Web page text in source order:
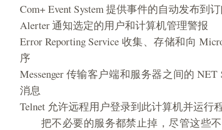
Com+ Event System 提供事件的自动发布到
Alerter 通知选定的用户和计算机管理警报
Error Reporting Service 收集、存储和向
序
Messenger 传输客户端和服务器之间的
消息
Telnet 允许远程用户登录到此计算机并运行
把不必要的服务都禁止掉，尽管这些不